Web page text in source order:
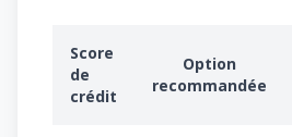
Score
de
crédit
Option
recommandée